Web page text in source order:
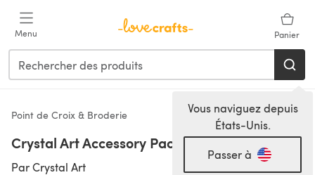
Menu Panier
Vous naviguez depuis
États-Unis.
Passer à
Point de Croix & Broderie
Crystal Art Accessory Pack
ParCrystal Art